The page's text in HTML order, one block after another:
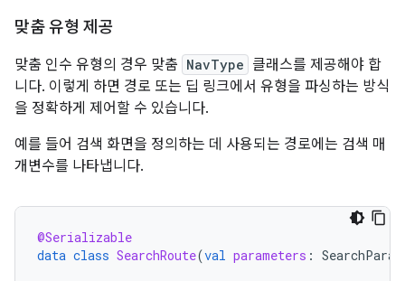
맞춤 유형 제공
맞춤 인수 유형의 경우 맞춤 NavType 클래스를 제공해야 합
니다. 이렇게 하면 경로 또는 딥 링크에서 유형을 파싱하는 방식
을 정확하게 제어할 수 있습니다.
예를 들어 검색 화면을 정의하는 데 사용되는 경로에는 검색 매
개변수를 나타냅니다.
@Serializable
data class SearchRoute(val parameters :